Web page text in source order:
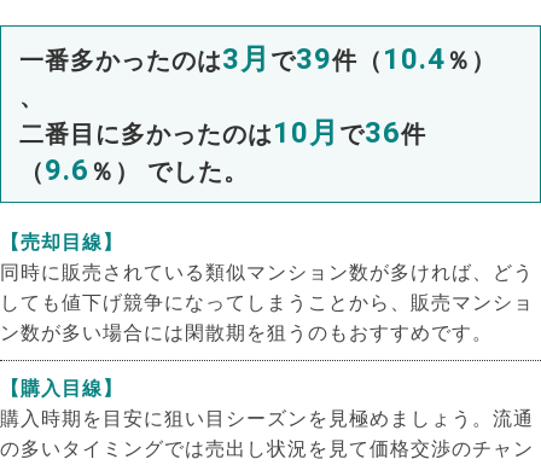
一番多かったのは3月 で39件（ 10.4 ％）
、
二番目に多かったのは10月 で36件
（9.6 ％） でした。
【売却目線】
同時に販売されている類似マンション数が多ければ、どう
しても値下げ競争になってしまうことから、販売マンショ
ン数が多い場合には閑散期を狙うのもおすすめです。
【購入目線】
購入時期を目安に狙い目シーズンを見極めましょう。流通
の多いタイミングでは売出し状況を見て価格交渉のチャン